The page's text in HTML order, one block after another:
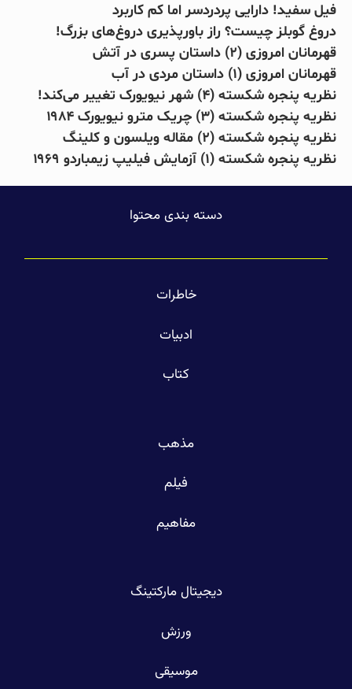
فیل سفید! دارایی پردردسر اما کم کاربرد
دروغ گوبلز چیست؟ راز باورپذیری دروغ‌های بزرگ!
قهرمانان امروزی (۲) داستان پسری در آتش
قهرمانان امروزی (۱) داستان مردی در آب
نظریه پنجره شکسته (۴) شهر نیویورک تغییر می‌کند!
نظریه پنجره شکسته (۳) چریک مترو نیویورک ۱۹۸۴
نظریه پنجره شکسته (۲) مقاله ویلسون و کلینگ
نظریه پنجره شکسته (۱) آزمایش فیلیپ زیمباردو ۱۹۶۹
دسته بندی محتوا
خاطرات
ادبیات
کتاب
مذهب
فیلم
مفاهیم
دیجیتال مارکتینگ
ورزش
موسیقی